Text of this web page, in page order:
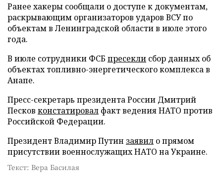
Ранее хакеры сообщали о доступе к документам,
раскрывающим организаторов ударов ВСУ по
объектам в Ленинградской области в июле этого
года.
В июле сотрудники ФСБ пресекли сбор данных об
объектах топливно-энергетического комплекса в
Анапе.
Пресс-секретарь президента России Дмитрий
Песков констатировал факт ведения НАТО против
Российской Федерации.
Президент Владимир Путин заявил о прямом
присутствии военнослужащих НАТО на Украине.
Текст: Вера Басилая